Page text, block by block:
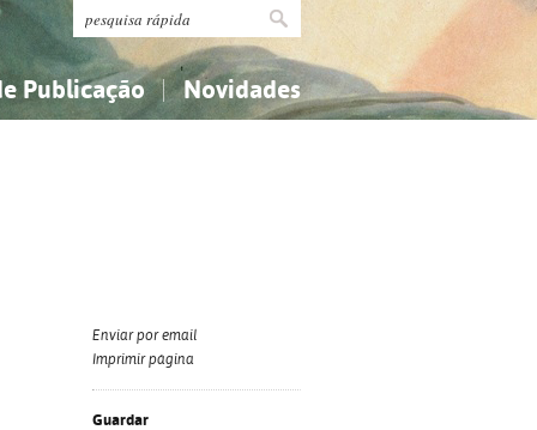
Publicação Novidades
Enviar por email
Imprimir página
Guardar